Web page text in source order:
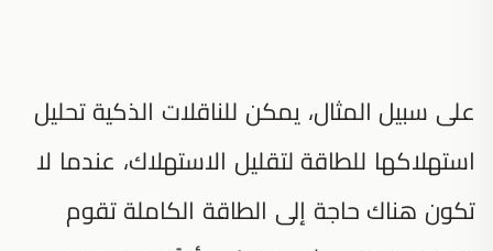
على سبيل المثال، يمكن للناقلات الذكية تحليل
استهلاكها للطاقة لتقليل الاستهلاك، عندما لا
تكون هناك حاجة إلى الطاقة الكاملة تقوم